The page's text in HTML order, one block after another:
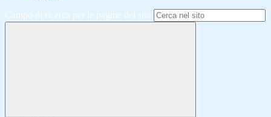
Campo di ricerca per le pagine del sito